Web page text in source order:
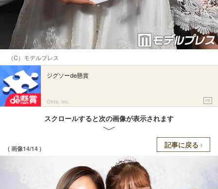
（C）モデルプレス
ジグソーde懸賞
Ohte, Inc. PR
スクロールすると次の画像が表示されます
( 画像14/14 ) 記事に戻る